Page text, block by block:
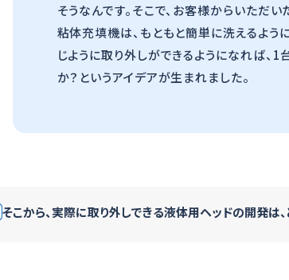
そうなんです。そこで、お客様からいただ
粘体充填機は、もともと簡単に洗えるよう
じように取り外しができるようになれば
か？というアイデアが生まれました。
そこから、実際に取り外しできる液体用ヘッドの開発は